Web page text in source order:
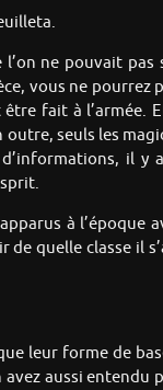
ne pouvait
vous ne pourrez
fait à l’armée.
outre, seuls les
il y
à l’époque
quelle classe il
leur forme de
aussi entendu